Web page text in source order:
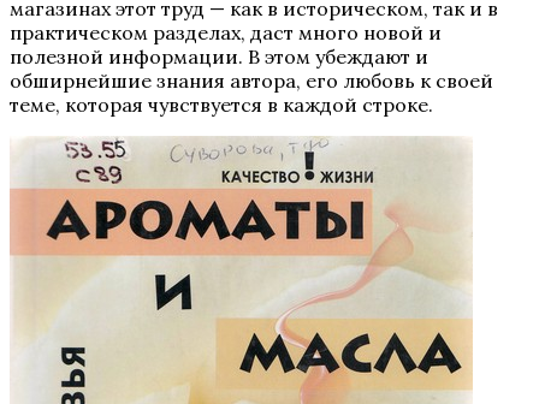
магазинах этот труд — как в историческом, так и в
практическом разделах, даст много новой и
полезной информации. В этом убеждают и
обширнейшие знания автора, его любовь к своей
теме, которая чувствуется в каждой строке.